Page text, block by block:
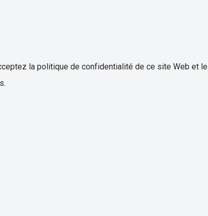
la politique de confidentialité de ce site Web et le